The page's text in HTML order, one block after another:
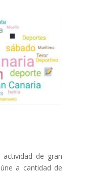
actividad de gran
a cantidad de